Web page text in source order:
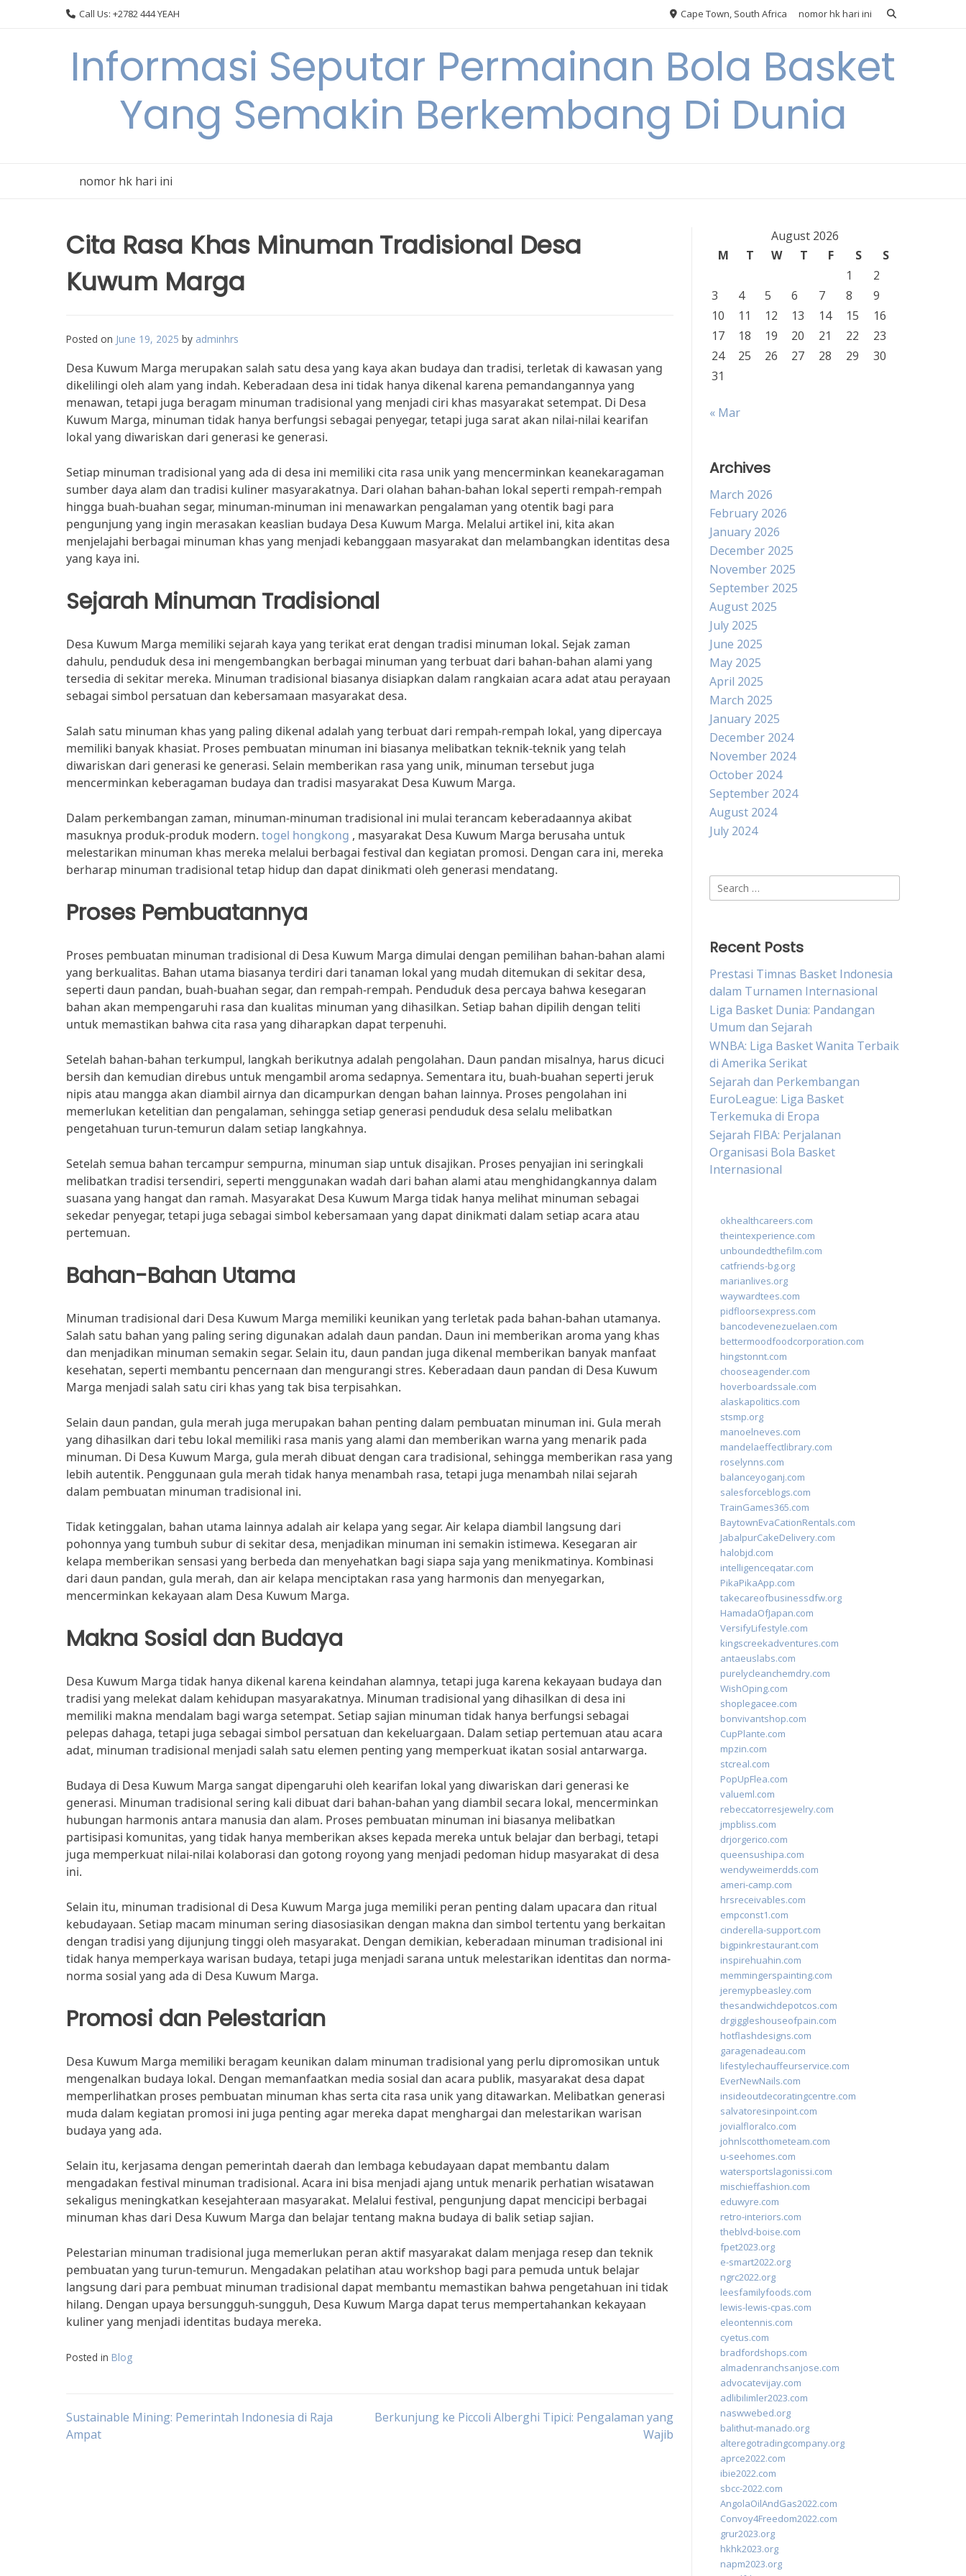
Call Us: +2782 444 YEAH Cape Town, South Africa nomor hk hari ini
Informasi Seputar Permainan Bola Basket
Yang Semakin Berkembang Di Dunia
nomor hk hari ini
Cita Rasa Khas Minuman Tradisional Desa
Kuwum Marga
Posted on June 19, 2025 by adminhrs
Desa Kuwum Marga merupakan salah satu desa yang kaya akan budaya dan tradisi, terletak di kawasan yang
dikelilingi oleh alam yang indah. Keberadaan desa ini tidak hanya dikenal karena pemandangannya yang
menawan, tetapi juga beragam minuman tradisional yang menjadi ciri khas masyarakat setempat. Di Desa
Kuwum Marga, minuman tidak hanya berfungsi sebagai penyegar, tetapi juga sarat akan nilai-nilai kearifan
lokal yang diwariskan dari generasi ke generasi.
Setiap minuman tradisional yang ada di desa ini memiliki cita rasa unik yang mencerminkan keanekaragaman
sumber daya alam dan tradisi kuliner masyarakatnya. Dari olahan bahan-bahan lokal seperti rempah-rempah
hingga buah-buahan segar, minuman-minuman ini menawarkan pengalaman yang otentik bagi para
pengunjung yang ingin merasakan keaslian budaya Desa Kuwum Marga. Melalui artikel ini, kita akan
menjelajahi berbagai minuman khas yang menjadi kebanggaan masyarakat dan melambangkan identitas desa
yang kaya ini.
Sejarah Minuman Tradisional
Desa Kuwum Marga memiliki sejarah kaya yang terikat erat dengan tradisi minuman lokal. Sejak zaman
dahulu, penduduk desa ini mengembangkan berbagai minuman yang terbuat dari bahan-bahan alami yang
tersedia di sekitar mereka. Minuman tradisional biasanya disiapkan dalam rangkaian acara adat atau perayaan
sebagai simbol persatuan dan kebersamaan masyarakat desa.
Salah satu minuman khas yang paling dikenal adalah yang terbuat dari rempah-rempah lokal, yang dipercaya
memiliki banyak khasiat. Proses pembuatan minuman ini biasanya melibatkan teknik-teknik yang telah
diwariskan dari generasi ke generasi. Selain memberikan rasa yang unik, minuman tersebut juga
mencerminkan keberagaman budaya dan tradisi masyarakat Desa Kuwum Marga.
Dalam perkembangan zaman, minuman-minuman tradisional ini mulai terancam keberadaannya akibat
masuknya produk-produk modern. togel hongkong , masyarakat Desa Kuwum Marga berusaha untuk
melestarikan minuman khas mereka melalui berbagai festival dan kegiatan promosi. Dengan cara ini, mereka
berharap minuman tradisional tetap hidup dan dapat dinikmati oleh generasi mendatang.
Proses Pembuatannya
Proses pembuatan minuman tradisional di Desa Kuwum Marga dimulai dengan pemilihan bahan-bahan alami
yang berkualitas. Bahan utama biasanya terdiri dari tanaman lokal yang mudah ditemukan di sekitar desa,
seperti daun pandan, buah-buahan segar, dan rempah-rempah. Penduduk desa percaya bahwa kesegaran
bahan akan mempengaruhi rasa dan kualitas minuman yang dihasilkan. Setiap bahan dipilih dengan teliti
untuk memastikan bahwa cita rasa yang diharapkan dapat terpenuhi.
Setelah bahan-bahan terkumpul, langkah berikutnya adalah pengolahan. Daun pandan misalnya, harus dicuci
bersih dan kemudian direbus untuk mengambil aroma sedapnya. Sementara itu, buah-buahan seperti jeruk
nipis atau mangga akan diambil airnya dan dicampurkan dengan bahan lainnya. Proses pengolahan ini
memerlukan ketelitian dan pengalaman, sehingga setiap generasi penduduk desa selalu melibatkan
pengetahuan turun-temurun dalam setiap langkahnya.
Setelah semua bahan tercampur sempurna, minuman siap untuk disajikan. Proses penyajian ini seringkali
melibatkan tradisi tersendiri, seperti menggunakan wadah dari bahan alami atau menghidangkannya dalam
suasana yang hangat dan ramah. Masyarakat Desa Kuwum Marga tidak hanya melihat minuman sebagai
sekedar penyegar, tetapi juga sebagai simbol kebersamaan yang dapat dinikmati dalam setiap acara atau
pertemuan.
Bahan-Bahan Utama
Minuman tradisional dari Desa Kuwum Marga memiliki keunikan yang terletak pada bahan-bahan utamanya.
Salah satu bahan yang paling sering digunakan adalah daun pandan. Daun ini memberikan aroma yang khas
dan menjadikan minuman semakin segar. Selain itu, daun pandan juga dikenal memberikan banyak manfaat
kesehatan, seperti membantu pencernaan dan mengurangi stres. Keberadaan daun pandan di Desa Kuwum
Marga menjadi salah satu ciri khas yang tak bisa terpisahkan.
Selain daun pandan, gula merah juga merupakan bahan penting dalam pembuatan minuman ini. Gula merah
yang dihasilkan dari tebu lokal memiliki rasa manis yang alami dan memberikan warna yang menarik pada
minuman. Di Desa Kuwum Marga, gula merah dibuat dengan cara tradisional, sehingga memberikan rasa yang
lebih autentik. Penggunaan gula merah tidak hanya menambah rasa, tetapi juga menambah nilai sejarah
dalam pembuatan minuman tradisional ini.
Tidak ketinggalan, bahan utama lainnya adalah air kelapa yang segar. Air kelapa diambil langsung dari
pohonnya yang tumbuh subur di sekitar desa, menjadikan minuman ini semakin istimewa. Kesegaran air
kelapa memberikan sensasi yang berbeda dan menyehatkan bagi siapa saja yang menikmatinya. Kombinasi
dari daun pandan, gula merah, dan air kelapa menciptakan rasa yang harmonis dan menyegarkan,
mencerminkan kekayaan alam Desa Kuwum Marga.
Makna Sosial dan Budaya
Desa Kuwum Marga tidak hanya dikenal karena keindahan alamnya, tetapi juga karena kekayaan budaya dan
tradisi yang melekat dalam kehidupan masyarakatnya. Minuman tradisional yang dihasilkan di desa ini
memiliki makna mendalam bagi warga setempat. Setiap sajian minuman tidak hanya berfungsi sebagai
pelepas dahaga, tetapi juga sebagai simbol persatuan dan kekeluargaan. Dalam setiap pertemuan atau acara
adat, minuman tradisional menjadi salah satu elemen penting yang memperkuat ikatan sosial antarwarga.
Budaya di Desa Kuwum Marga sangat dipengaruhi oleh kearifan lokal yang diwariskan dari generasi ke
generasi. Minuman tradisional sering kali dibuat dari bahan-bahan yang diambil secara lokal, mencerminkan
hubungan harmonis antara manusia dan alam. Proses pembuatan minuman ini biasanya melibatkan
partisipasi komunitas, yang tidak hanya memberikan akses kepada mereka untuk belajar dan berbagi, tetapi
juga memperkuat nilai-nilai kolaborasi dan gotong royong yang menjadi pedoman hidup masyarakat di desa
ini.
Selain itu, minuman tradisional di Desa Kuwum Marga juga memiliki peran penting dalam upacara dan ritual
kebudayaan. Setiap macam minuman sering diasosiasikan dengan makna dan simbol tertentu yang berkaitan
dengan tradisi yang dijunjung tinggi oleh masyarakat. Dengan demikian, keberadaan minuman tradisional ini
tidak hanya memperkaya warisan budaya, tetapi juga menjadi sarana untuk melestarikan identitas dan norma-
norma sosial yang ada di Desa Kuwum Marga.
Promosi dan Pelestarian
Desa Kuwum Marga memiliki beragam keunikan dalam minuman tradisional yang perlu dipromosikan untuk
mengenalkan budaya lokal. Dengan memanfaatkan media sosial dan acara publik, masyarakat desa dapat
memperlihatkan proses pembuatan minuman khas serta cita rasa unik yang ditawarkan. Melibatkan generasi
muda dalam kegiatan promosi ini juga penting agar mereka dapat menghargai dan melestarikan warisan
budaya yang ada.
Selain itu, kerjasama dengan pemerintah daerah dan lembaga kebudayaan dapat membantu dalam
mengadakan festival minuman tradisional. Acara ini bisa menjadi ajang untuk menarik perhatian wisatawan
sekaligus meningkatkan kesejahteraan masyarakat. Melalui festival, pengunjung dapat mencicipi berbagai
minuman khas dari Desa Kuwum Marga dan belajar tentang makna budaya di balik setiap sajian.
Pelestarian minuman tradisional juga memerlukan peran aktif masyarakat dalam menjaga resep dan teknik
pembuatan yang turun-temurun. Mengadakan pelatihan atau workshop bagi para pemuda untuk belajar
langsung dari para pembuat minuman tradisional dapat membantu memastikan bahwa pengetahuan ini tidak
hilang. Dengan upaya bersungguh-sungguh, Desa Kuwum Marga dapat terus mempertahankan kekayaan
kuliner yang menjadi identitas budaya mereka.
Posted in Blog
Post
Sustainable Mining: Pemerintah Indonesia di Raja
Ampat
Berkunjung ke Piccoli Alberghi Tipici: Pengalaman yang
Wajib
August 2026
M
T W T F S
S
1
2
3
4 5 6 7 8
9
10
11 12 13 14 15
16
17
18 19 20 21 22
23
24
25 26 27 28 29
30
31
« Mar
Archives
March 2026
February 2026
January 2026
December 2025
November 2025
September 2025
August 2025
July 2025
June 2025
May 2025
April 2025
March 2025
January 2025
December 2024
November 2024
October 2024
September 2024
August 2024
July 2024
Search
for:
Recent Posts
Prestasi Timnas Basket Indonesia
dalam Turnamen Internasional
Liga Basket Dunia: Pandangan
Umum dan Sejarah
WNBA: Liga Basket Wanita Terbaik
di Amerika Serikat
Sejarah dan Perkembangan
EuroLeague: Liga Basket
Terkemuka di Eropa
Sejarah FIBA: Perjalanan
Organisasi Bola Basket
Internasional
okhealthcareers.com
theintexperience.com
unboundedthefilm.com
catfriends-bg.org
marianlives.org
waywardtees.com
pidfloorsexpress.com
bancodevenezuelaen.com
bettermoodfoodcorporation.com
hingstonnt.com
chooseagender.com
hoverboardssale.com
alaskapolitics.com
stsmp.org
manoelneves.com
mandelaeffectlibrary.com
roselynns.com
balanceyoganj.com
salesforceblogs.com
TrainGames365.com
BaytownEvaCationRentals.com
JabalpurCakeDelivery.com
halobjd.com
intelligenceqatar.com
PikaPikaApp.com
takecareofbusinessdfw.org
HamadaOfJapan.com
VersifyLifestyle.com
kingscreekadventures.com
antaeuslabs.com
purelycleanchemdry.com
WishOping.com
shoplegacee.com
bonvivantshop.com
CupPlante.com
mpzin.com
stcreal.com
PopUpFlea.com
valueml.com
rebeccatorresjewelry.com
jmpbliss.com
drjorgerico.com
queensushipa.com
wendyweimerdds.com
ameri-camp.com
hrsreceivables.com
empconst1.com
cinderella-support.com
bigpinkrestaurant.com
inspirehuahin.com
memmingerspainting.com
jeremypbeasley.com
thesandwichdepotcos.com
drgiggleshouseofpain.com
hotflashdesigns.com
garagenadeau.com
lifestylechauffeurservice.com
EverNewNails.com
insideoutdecoratingcentre.com
salvatoresinpoint.com
jovialfloralco.com
johnlscotthometeam.com
u-seehomes.com
watersportslagonissi.com
mischieffashion.com
eduwyre.com
retro-interiors.com
theblvd-boise.com
fpet2023.org
e-smart2022.org
ngrc2022.org
leesfamilyfoods.com
lewis-lewis-cpas.com
eleontennis.com
cyetus.com
bradfordshops.com
almadenranchsanjose.com
advocatevijay.com
adlibilimler2023.com
naswwebed.org
balithut-manado.org
alteregotradingcompany.org
aprce2022.com
ibie2022.com
sbcc-2022.com
AngolaOilAndGas2022.com
Convoy4Freedom2022.com
grur2023.org
hkhk2023.org
napm2023.org